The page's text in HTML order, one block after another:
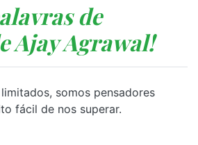
de
Ajay Agrawal!
somos pensadores
fácil de nos superar.